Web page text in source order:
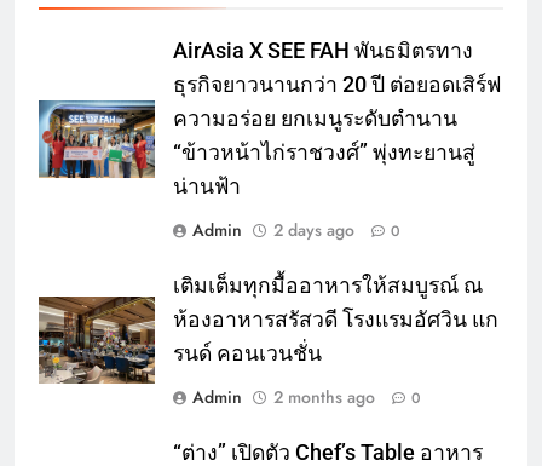
AirAsia X SEE FAH พันธมิตรทาง
ธุรกิจยาวนานกว่า 20 ปี ต่อยอดเสิร์ฟ
ความอร่อย ยกเมนูระดับตำนาน
“ข้าวหน้าไก่ราชวงศ์” พุ่งทะยานสู่
น่านฟ้า
Admin
2 days ago 0
เติมเต็มทุกมื้ออาหารให้สมบูรณ์ ณ
ห้องอาหารสรัสวดี โรงแรมอัศวิน แก
รนด์ คอนเวนชั่น
Admin
2 months ago 0
“ต่าง” เปิดตัว Chef’s Table อาหาร